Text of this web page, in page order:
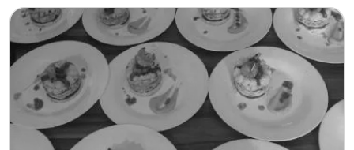
l'animation et agrémenter vos soirées grâce à leur partenaire musical.